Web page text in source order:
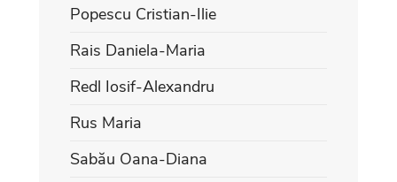
Popescu Cristian-Ilie
Rais Daniela-Maria
Redl Iosif-Alexandru
Rus Maria
Sabău Oana-Diana